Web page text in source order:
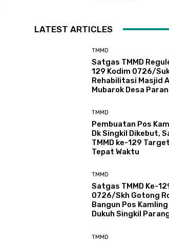
LATEST ARTICLES
TMMD
Satgas TMMD
129 Kodim 0726/
Rehabilitasi Masjid
Mubarok Desa
TMMD
Pembuatan Pos
Dk Singkil Dikebut,
TMMD ke-129
Tepat Waktu
TMMD
Satgas TMMD Ke-
0726/Skh Gotong
Bangun Pos
Dukuh Singkil
TMMD